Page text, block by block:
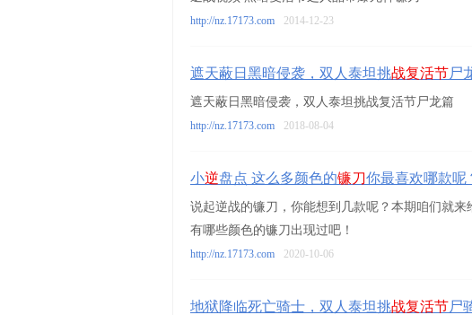
http://nz.17173.com 2014-12-23
遮天蔽日黑暗侵袭，双人泰坦挑战复活节尸
遮天蔽日黑暗侵袭，双人泰坦挑战复活节尸龙篇
http://nz.17173.com 2018-08-04
小逆盘点 这么多颜色的镰刀你最喜欢哪款呢
说起逆战的镰刀，你能想到几款呢？本期咱们就
有哪些颜色的镰刀出现过吧！
http://nz.17173.com 2020-10-06
地狱降临死亡骑士，双人泰坦挑战复活节尸